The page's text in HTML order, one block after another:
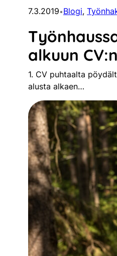
7.3.2019•Blogi,
alkuun
1. CV puhtaalta
alusta alkaen…